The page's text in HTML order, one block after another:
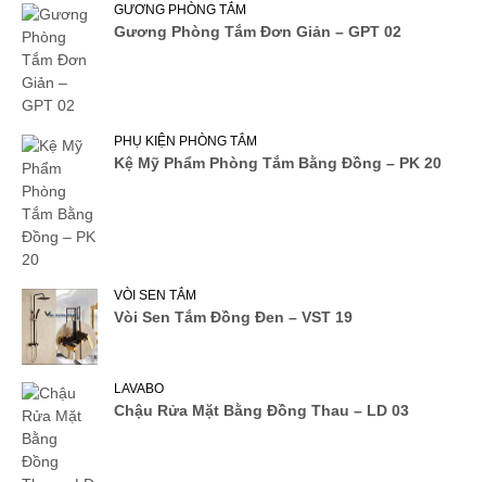
GƯƠNG PHÒNG TẮM
Gương Phòng Tắm Đơn Giản – GPT 02
PHỤ KIỆN PHÒNG TẮM
Kệ Mỹ Phẩm Phòng Tắm Bằng Đồng – PK 20
VÒI SEN TẮM
Vòi Sen Tắm Đồng Đen – VST 19
LAVABO
Chậu Rửa Mặt Bằng Đồng Thau – LD 03